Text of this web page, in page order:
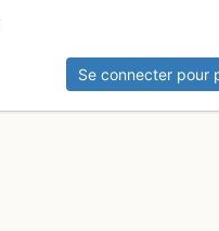
Se connecter pour